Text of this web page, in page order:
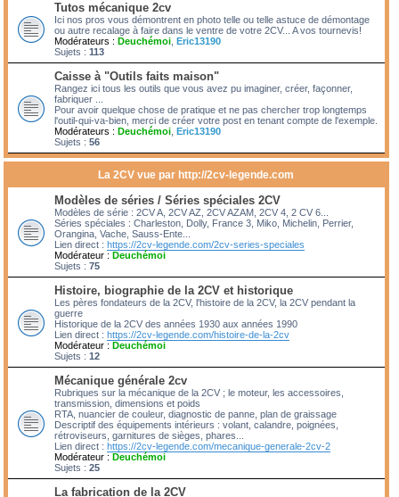
Tutos mécanique 2cv
Ici nos pros vous démontrent en photo telle ou telle astuce de démontage
ou autre recalage à faire dans le ventre de votre 2CV... A vos tournevis!
Modérateurs : Deuchémoi Eric13190
Sujets : 113
Caisse à "Outils faits maison"
Rangez ici tous les outils que vous avez pu imaginer, créer, façonner,
fabriquer ...
Pour avoir quelque chose de pratique et ne pas chercher trop longtemps
l'outil-qui-va-bien, merci de créer votre post en tenant compte de l'exemple.
Modérateurs : Deuchémoi Eric13190
Sujets : 56
La 2CV vue par http://2cv-legende.com
Modèles de séries / Séries spéciales 2CV
Modèles de série : 2CV A, 2CV AZ, 2CV AZAM, 2CV 4, 2 CV 6...
Séries spéciales : Charleston, Dolly, France 3, Miko, Michelin, Perrier,
Orangina, Vache, Sauss-Ente...
Lien direct : https://2cv-legende.com/2cv-series-speciales
Modérateur : Deuchémoi
Sujets : 75
Histoire, biographie de la 2CV et historique
Les pères fondateurs de la 2CV, l'histoire de la 2CV, la 2CV pendant la
guerre
Historique de la 2CV des années 1930 aux années 1990
Lien direct : https://2cv-legende.com/histoire-de-la-2cv
Modérateur : Deuchémoi
Sujets : 12
Mécanique générale 2cv
Rubriques sur la mécanique de la 2CV ; le moteur, les accessoires,
transmission, dimensions et poids
RTA, nuancier de couleur, diagnostic de panne, plan de graissage
Descriptif des équipements intérieurs : volant, calandre, poignées,
rétroviseurs, garnitures de sièges, phares...
Lien direct : https://2cv-legende.com/mecanique-generale-2cv-2
Modérateur : Deuchémoi
Sujets : 25
La fabrication de la 2CV